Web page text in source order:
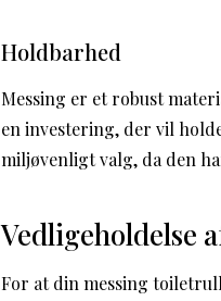
Holdbarhed
Messing er et robust
en investering, der vil
miljøvenligt valg, da den
Vedligeholdelse
For at din messing